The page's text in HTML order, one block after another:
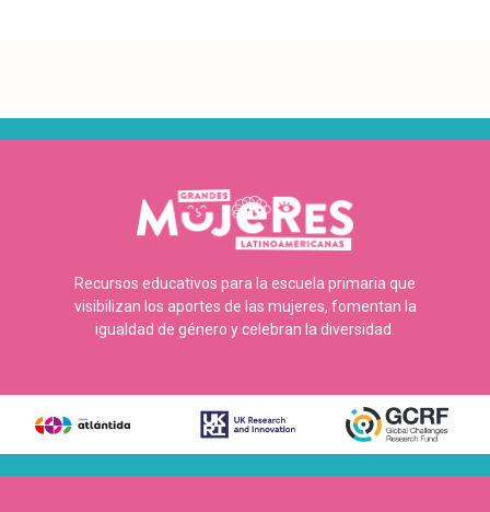
Recursos educativos para la escuela primaria que
visibilizan los aportes de las mujeres, fomentan la
igualdad de género y celebran la diversidad.